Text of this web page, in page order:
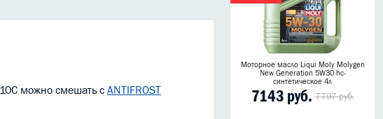
можно смешать с ANTIFROST
Моторное масло Liqui Moly Molygen
New Generation 5W30 hc-
синтетическое 4л
7143 руб. 7797 руб.